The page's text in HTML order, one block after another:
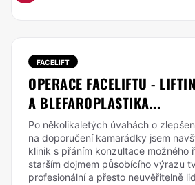
FACELIFT
OPERACE FACELIFTU -
A BLEFAROPLASTIKA...
Po několikaletých úvahách o
na doporučení kamarádky jsem
klinik s přáním konzultace možného
starším dojmem působícího výrazu
profesionální a přesto neuvěřitelně